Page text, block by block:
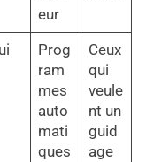
eur
Prog
ram
mes
auto
mati
ques
Ceux
qui
veule
nt un
guid
age